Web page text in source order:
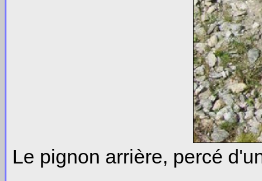
Le pignon arrière, percé